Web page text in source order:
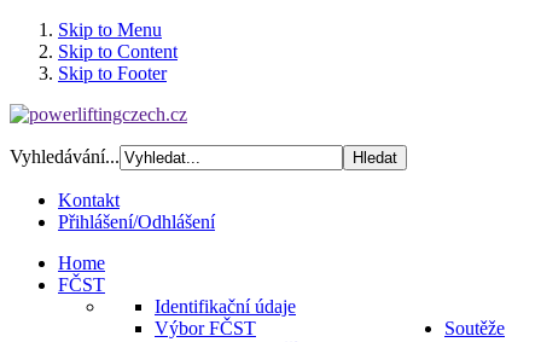
Skip to Menu
Skip to Content
Skip to Footer
Vyhledávání...
Kontakt
Přihlášení/Odhlášení
Home
FČST
Identifikační údaje
Výbor FČST
Soutěže